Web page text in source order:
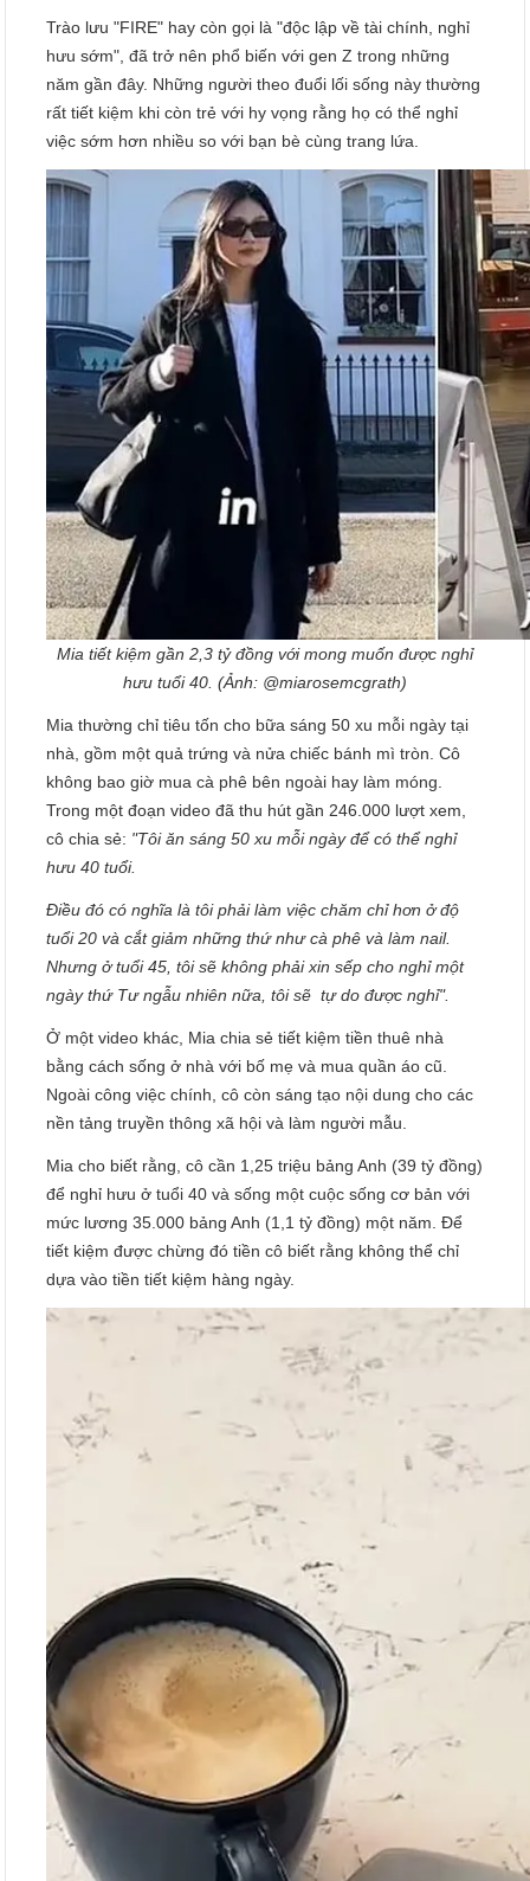
Trào lưu "FIRE" hay còn gọi là "độc lập về tài chính, nghỉ
hưu sớm", đã trở nên phổ biến với gen Z trong những
năm gần đây. Những người theo đuổi lối sống này thường
rất tiết kiệm khi còn trẻ với hy vọng rằng họ có thể nghỉ
việc sớm hơn nhiều so với bạn bè cùng trang lứa.
Mia tiết kiệm gần 2,3 tỷ đồng với mong muốn được nghỉ
hưu tuổi 40. (Ảnh: @miarosemcgrath)
Mia thường chỉ tiêu tốn cho bữa sáng 50 xu mỗi ngày tại
nhà, gồm một quả trứng và nửa chiếc bánh mì tròn. Cô
không bao giờ mua cà phê bên ngoài hay làm móng.
Trong một đoạn video đã thu hút gần 246.000 lượt xem,
cô chia sẻ: "Tôi ăn sáng 50 xu mỗi ngày để có thể nghỉ
hưu 40 tuổi.
Điều đó có nghĩa là tôi phải làm việc chăm chỉ hơn ở độ
tuổi 20 và cắt giảm những thứ như cà phê và làm nail.
Nhưng ở tuổi 45, tôi sẽ không phải xin sếp cho nghỉ một
ngày thứ Tư ngẫu nhiên nữa, tôi sẽ tự do được nghỉ".
Ở một video khác, Mia chia sẻ tiết kiệm tiền thuê nhà
bằng cách sống ở nhà với bố mẹ và mua quần áo cũ.
Ngoài công việc chính, cô còn sáng tạo nội dung cho các
nền tảng truyền thông xã hội và làm người mẫu.
Mia cho biết rằng, cô cần 1,25 triệu bảng Anh (39 tỷ đồng)
để nghỉ hưu ở tuổi 40 và sống một cuộc sống cơ bản với
mức lương 35.000 bảng Anh (1,1 tỷ đồng) một năm. Để
tiết kiệm được chừng đó tiền cô biết rằng không thể chỉ
dựa vào tiền tiết kiệm hàng ngày.